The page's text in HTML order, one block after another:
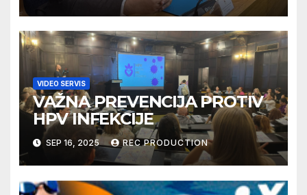
VIDEO SERVIS
VAŽNA PREVENCIJA PROTIV
HPV INFEKCIJE
SEP 16, 2025 REC PRODUCTION